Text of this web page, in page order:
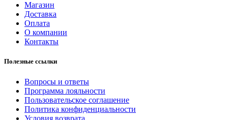
Магазин
Доставка
Оплата
О компании
Контакты
Полезные ссылки
Вопросы и ответы
Программа лояльности
Пользовательское соглашение
Политика конфиденциальности
Условия возврата